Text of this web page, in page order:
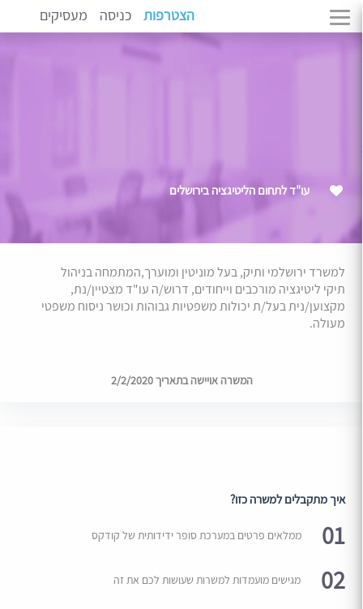
הצטרפות כניסה מעסיקים
עו"ד לתחום הליטיגציה בירושלים
למשרד ירושלמי ותיק, בעל מוניטין ומוערך,המתמחה בניהול
תיקי ליטיגציה מורכבים וייחודים, דרוש/ה עו"ד מצטיין/נת,
מקצוען/נית בעל/ת יכולות משפטיות גבוהות וכושר ניסוח משפטי
מעולה.
המשרה אויישה בתאריך 2/2/2020
איך מתקבלים למשרה כזו?
01 ממלאים פרטים במערכת סופר ידידותית של קודקס
02 מגישים מועמדות למשרות שעושות לכם את זה